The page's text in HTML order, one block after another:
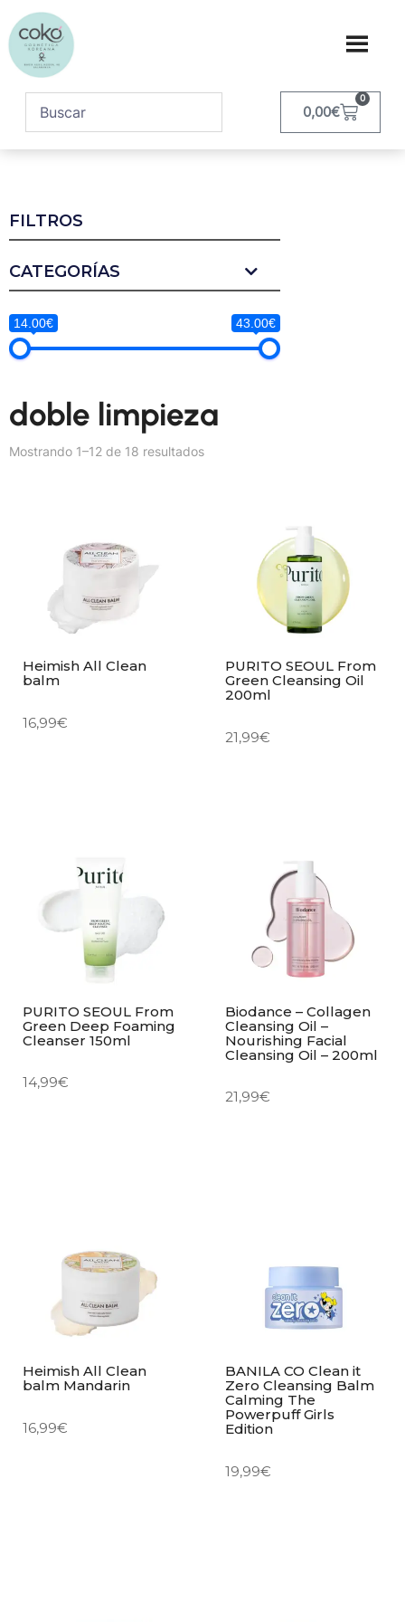
0,00€
0
FILTROS
CATEGORÍAS
14.00€ 43.00€
doble limpieza
Mostrando 1–12 de 18 resultados
Heimish All Clean
balm
16,99€
PURITO SEOUL From
Green Cleansing Oil
200ml
21,99€
PURITO SEOUL From
Green Deep Foaming
Cleanser 150ml
14,99€
Biodance – Collagen
Cleansing Oil –
Nourishing Facial
Cleansing Oil – 200ml
21,99€
Heimish All Clean
balm Mandarin
16,99€
BANILA CO Clean it
Zero Cleansing Balm
Calming The
Powerpuff Girls
Edition
19,99€